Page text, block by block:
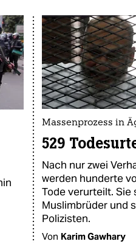
Massenprozess in
529
Nach nur zwei
werden hunderte
Tode verurteilt. Sie
Muslimbrüder und
Polizisten.
Von Karim Gawhary